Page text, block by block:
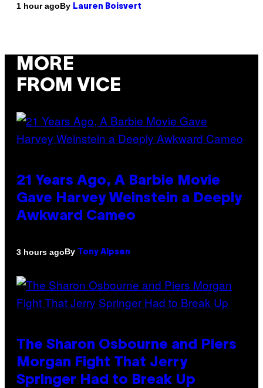
1 hour agoBy Lauren Boisvert
MORE
FROM VICE
21 Years Ago, A Barbie Movie
Gave Harvey Weinstein a Deeply
Awkward Cameo
3 hours agoBy Tony Alpsen
The Sharon Osbourne and Piers
Morgan Fight That Jerry
Springer Had to Break Up